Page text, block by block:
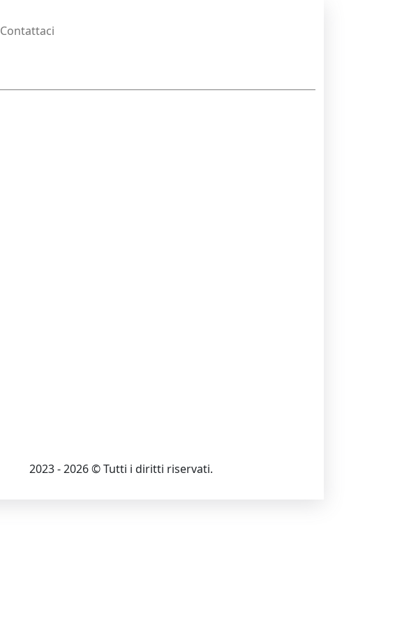
Contattaci
2023 - 2026 © Tutti i diritti riservati.